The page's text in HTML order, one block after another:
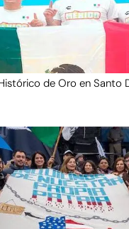
de Oro en Santo